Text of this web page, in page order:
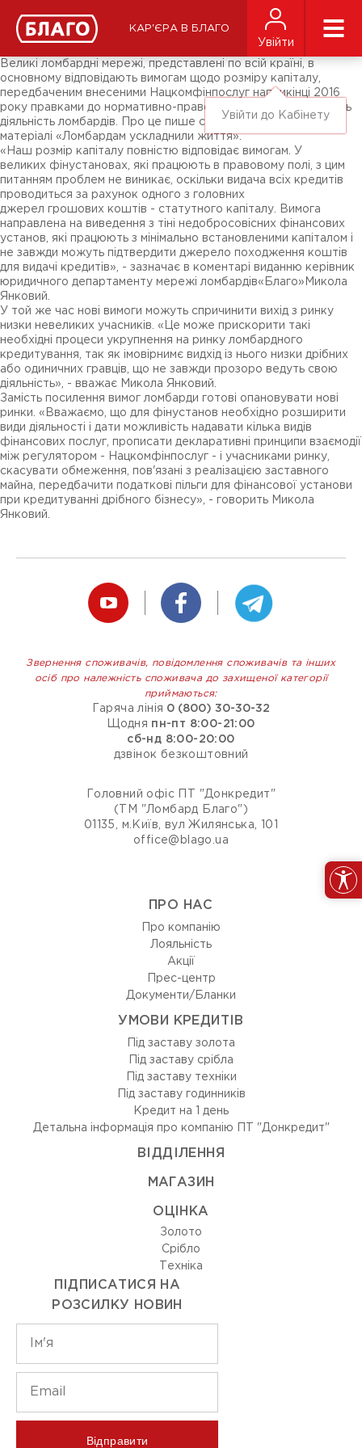
КАР'ЄРА В БЛАГО
Увійти
Увійти до Кабінету
ЗМІ про нас
Підписники соц-мереж
Ярмарки
Великі ломбардні мережі, представлені по всій країні, в
основному відповідають вимогам щодо розміру капіталу,
передбаченим внесеними Нацкомфінпослуг наприкінці 2016
року правками до нормативно-правових актів, що регулюють
діяльність ломбардів. Про це пише сайт FinClub в
матеріалі «Ломбардам ускладнили життя».
«Наш розмір капіталу повністю відповідає вимогам. У
великих фінустановах, які працюють в правовому полі, з цим
питанням проблем не виникає, оскільки видача всіх кредитів
проводиться за рахунок одного з головних
джерел грошових коштів - статутного капіталу. Вимога
направлена на виведення з тіні недобросовісних фінансових
установ, які працюють з мінімально встановленими капіталом і
не завжди можуть підтвердити джерело походження коштів
для видачі кредитів», - зазначає в коментарі виданню керівник
юридичного департаменту мережі ломбардів«Благо»Микола
Янковий.
У той же час нові вимоги можуть спричинити вихід з ринку
низки невеликих учасників. «Це може прискорити такі
необхідні процеси укрупнення на ринку ломбардного
кредитування, так як імовірнимє видхід із нього низки дрібних
або одиничних гравців, що не завжди прозоро ведуть свою
діяльність», - вважає Микола Янковий.
Замість посилення вимог ломбарди готові опановувати нові
ринки. «Вважаємо, що для фінустанов необхідно розширити
види діяльності і дати можливість надавати кілька видів
фінансових послуг, прописати декларативні принципи взаємодії
між регулятором - Нацкомфінпослуг - і учасниками ринку,
скасувати обмеження, пов'язані з реалізацією заставного
майна, передбачити податкові пільги для фінансової установи
при кредитуванні дрібного бізнесу», - говорить Микола
Янковий.
Звернення споживачів, повідомлення споживачів та інших
осіб про належність споживача до захищеної категорії
приймаються:
Гаряча лінія 0 (800) 30-30-32
Щодня пн-пт 8:00-21:00
сб-нд 8:00-20:00
дзвінок безкоштовний
Головний офіс ПТ "Донкредит"
(ТМ "Ломбард Благо")
01135, м.Київ, вул Жилянська, 101
office@blago.ua
ПРО НАС
Про компанію
Лояльність
Акції
Прес-центр
Документи/Бланки
УМОВИ КРЕДИТІВ
Під заставу золота
Під заставу срібла
Під заставу техніки
Під заставу годинників
Кредит на 1 день
Детальна інформація про компанію ПТ "Донкредит"
ВIДДIЛЕННЯ
МАГАЗИН
ОЦIНКА
Золото
Срiбло
Технiка
ПІДПИСАТИСЯ НА
РОЗСИЛКУ НОВИН
Відправити